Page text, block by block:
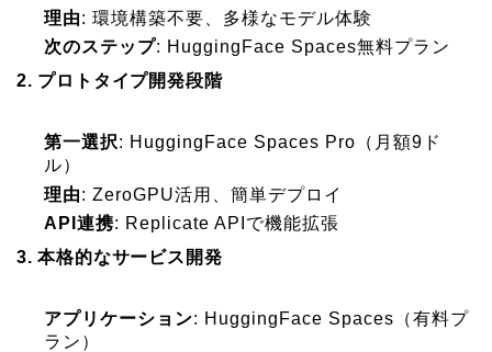
理由: 環境構築不要、多様なモデル体験
次のステップ: HuggingFace Spaces無料プラン
2. プロトタイプ開発段階
第一選択: HuggingFace Spaces Pro（月額9ド
ル）
理由: ZeroGPU活用、簡単デプロイ
API連携: Replicate APIで機能拡張
3. 本格的なサービス開発
アプリケーション: HuggingFace Spaces（有料プ
ラン）
会社概要
採用情報